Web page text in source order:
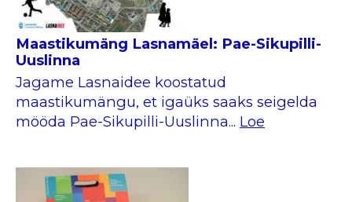
Maastikumäng Lasnamäel: Pae-Sikupilli-
Uuslinna
Jagame Lasnaidee koostatud
maastikumängu, et igaüks saaks seigelda
mööda Pae-Sikupilli-Uuslinna... Loe